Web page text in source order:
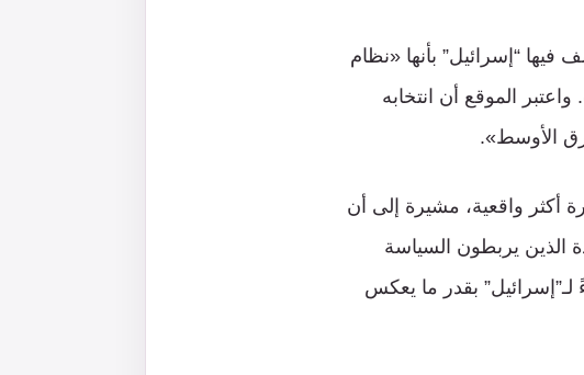
“إسرائيل” بأنها «نظام
الموقع أن انتخابه
الأوسط».
أكثر واقعية، مشيرة إلى أن
الذين يربطون السياسة
لـ”إسرائيل” بقدر ما يعكس